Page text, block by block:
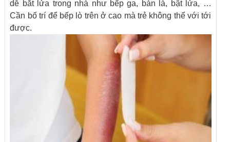
dễ bắt lửa trong nhà như bếp ga, bàn là, bật lửa, …
Cần bố trí để bếp lò trên ở cao mà trẻ không thể với tới
được.